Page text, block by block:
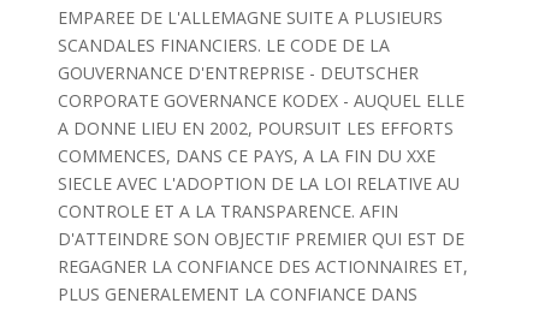
EMPAREE DE L'ALLEMAGNE SUITE A PLUSIEURS
SCANDALES FINANCIERS. LE CODE DE LA
GOUVERNANCE D'ENTREPRISE - DEUTSCHER
CORPORATE GOVERNANCE KODEX - AUQUEL ELLE
A DONNE LIEU EN 2002, POURSUIT LES EFFORTS
COMMENCES, DANS CE PAYS, A LA FIN DU XXE
SIECLE AVEC L'ADOPTION DE LA LOI RELATIVE AU
CONTROLE ET A LA TRANSPARENCE. AFIN
D'ATTEINDRE SON OBJECTIF PREMIER QUI EST DE
REGAGNER LA CONFIANCE DES ACTIONNAIRES ET,
PLUS GENERALEMENT LA CONFIANCE DANS